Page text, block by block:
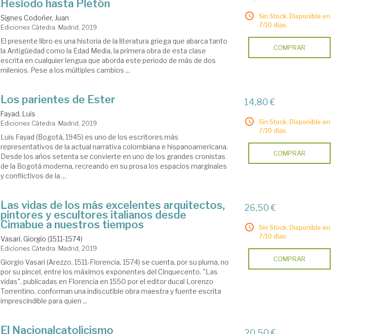
Hesíodo hasta Pletón
Signes Codoñer, Juan
Ediciones Cátedra. Madrid, 2019
El presente libro es una historia de la literatura griega que abarca tanto
la Anti­güedad como la Edad Media, la primera obra de esta clase
escrita en cualquier lengua que aborda este periodo de más de dos
milenios. Pese a los múltiples cam­bios ...
Sin Stock. Disponible en
7/10 días.
COMPRAR
Los parientes de Ester
Fayad, Luis
Ediciones Cátedra. Madrid, 2019
Luis Fayad (Bogotá, 1945) es uno de los escritores más
representativos de la actual narrativa colombiana e hispanoamericana.
Desde los años setenta se convierte en uno de los grandes cronistas
de la Bogotá moderna, recreando en su prosa los espacios marginales
y conflictivos de la ...
14,80 €
Sin Stock. Disponible en
7/10 días.
COMPRAR
Las vidas de los más excelentes arquitectos,
pintores y escultores italianos desde
Cimabue a nuestros tiempos
Vasari, Giorgio (1511-1574)
Ediciones Cátedra. Madrid, 2019
Giorgio Vasari (Arezzo, 1511-Florencia, 1574) se cuenta, por su pluma, no
por su pincel, entre los máximos exponentes del Cinquecento. "Las
vidas", publicadas en Florencia en 1550 por el editor ducal Lorenzo
Torrentino, conforman una indiscutible obra maestra y fuente escrita
imprescin­dible para quien ...
26,50 €
Sin Stock. Disponible en
7/10 días.
COMPRAR
El Nacionalcatolicismo